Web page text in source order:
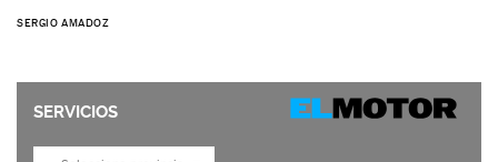
SERGIO AMADOZ